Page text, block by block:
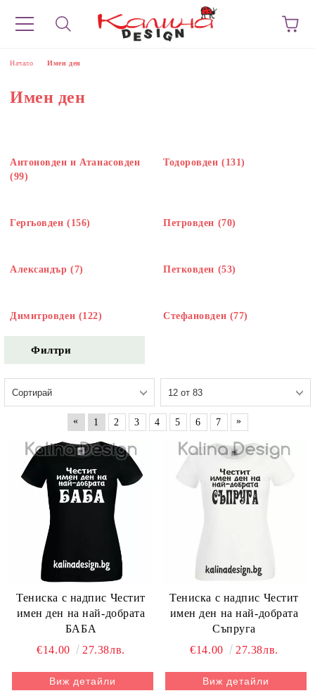
Начало Имен ден
Имен ден
Антоновден и Атанасовден
(99)
Тодоровден (131)
Гергьовден (156) Петровден (70)
Александър (7) Петковден (53)
Димитровден (122) Стефановден (77)
Филтри
« 1 2 3 4 5 6 7 »
Тениска с надпис Честит
имен ден на най-добрата
БАБА
€14.00
27.38лв.
Виж детайли
Тениска с надпис Честит
имен ден на най-добрата
Съпруга
€14.00
27.38лв.
Виж детайли